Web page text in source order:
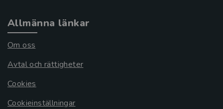
Allmänna länkar
Om oss
Avtal och rättigheter
Cookies
Cookieinställningar